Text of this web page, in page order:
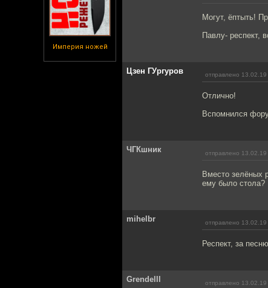
Империя ножей
Могут, ёптыть!
Павлу- респект,
Цзен ГУргуров отправлено 13.02.19
Отлично!
Вспомнился
ЧГКшник отправлено 13.02.19
Вместо зелёных
ему было стола?
mihelbr отправлено 13.02.19
Респект, за
Grendelll отправлено 13.02.19